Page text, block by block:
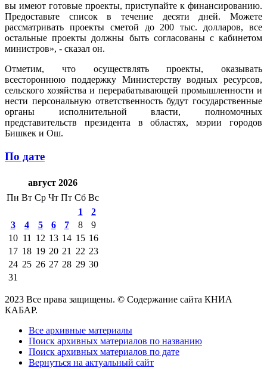
вы имеют готовые проекты, приступайте к финансированию.
Предоставьте список в течение десяти дней. Можете
рассматривать проекты сметой до 200 тыс. долларов, все
остальные проекты должны быть согласованы с кабинетом
министров», - сказал он.
Отметим, что осуществлять проекты, оказывать
всестороннюю поддержку Министерству водных ресурсов,
сельского хозяйства и перерабатывающей промышленности и
нести персональную ответственность будут государственные
органы исполнительной власти, полномочных
представительств президента в областях, мэрии городов
Бишкек и Ош.
По дате
август 2026
Пн Вт Ср Чт Пт Сб Вс
1
2
3
4 5 6 7 8
9
10 11 12 13 14 15 16
17 18 19 20 21 22 23
24 25 26 27 28 29 30
31
2023 Все права защищены. © Содержание сайта КНИА
КАБАР.
Все архивные материалы
Поиск архивных материалов по названию
Поиск архивных материалов по дате
Вернуться на актуальный сайт